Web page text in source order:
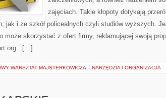
zajęciach. Takie kłopoty dotykają
jak i ze szkół policealnych czyli studiów wyższych.
może skorzystać z ofert firmy, reklamującej swoją
. […]
WARSZTAT MAJSTERKOWICZA – NARZĘDZIA I ORGANIZACJA